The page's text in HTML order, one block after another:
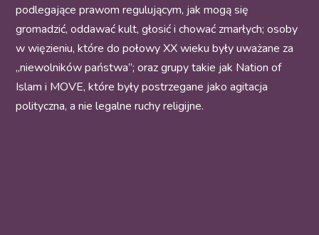
podlegające prawom regulującym, jak mogą się
gromadzić, oddawać kult, głosić i chować zmarłych; osoby
w więzieniu, które do połowy XX wieku były uważane za
„niewolników państwa”; oraz grupy takie jak Nation of
Islam i MOVE, które były postrzegane jako agitacja
polityczna, a nie legalne ruchy religijne.